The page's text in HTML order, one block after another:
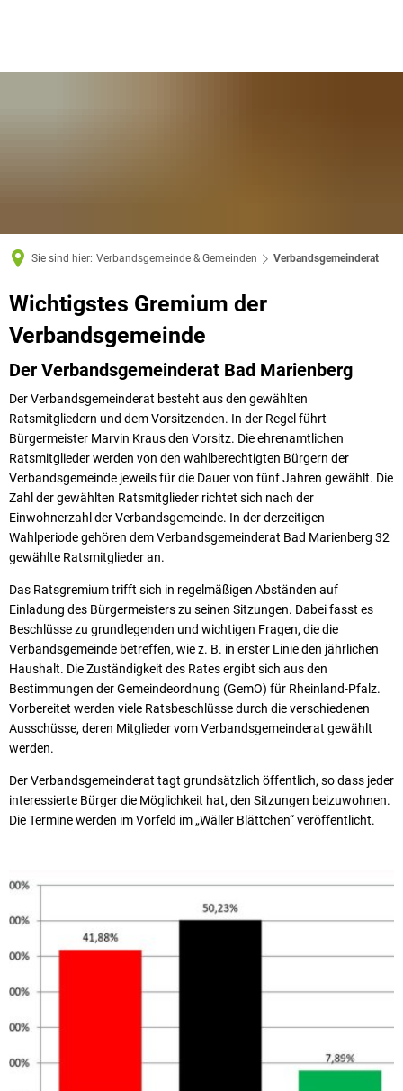
Sie sind hier: Verbandsgemeinde & Gemeinden Verbandsgemeinderat
Verbandsgemeinderat
Wichtigstes Gremium der
Verbandsgemeinde
Der Verbandsgemeinderat Bad Marienberg
Der Verbandsgemeinderat besteht aus den gewählten
Ratsmitgliedern und dem Vorsitzenden. In der Regel führt
Bürgermeister Marvin Kraus den Vorsitz. Die ehrenamtlichen
Ratsmitglieder werden von den wahlberechtigten Bürgern der
Verbandsgemeinde jeweils für die Dauer von fünf Jahren gewählt. Die
Zahl der gewählten Ratsmitglieder richtet sich nach der
Einwohnerzahl der Verbandsgemeinde. In der derzeitigen
Wahlperiode gehören dem Verbandsgemeinderat Bad Marienberg 32
gewählte Ratsmitglieder an.
Das Ratsgremium trifft sich in regelmäßigen Abständen auf
Einladung des Bürgermeisters zu seinen Sitzungen. Dabei fasst es
Beschlüsse zu grundlegenden und wichtigen Fragen, die die
Verbandsgemeinde betreffen, wie z. B. in erster Linie den jährlichen
Haushalt. Die Zuständigkeit des Rates ergibt sich aus den
Bestimmungen der Gemeindeordnung (GemO) für Rheinland-Pfalz.
Vorbereitet werden viele Ratsbeschlüsse durch die verschiedenen
Ausschüsse, deren Mitglieder vom Verbandsgemeinderat gewählt
werden.
Der Verbandsgemeinderat tagt grundsätzlich öffentlich, so dass jeder
interessierte Bürger die Möglichkeit hat, den Sitzungen beizuwohnen.
Die Termine werden im Vorfeld im „Wäller Blättchen“ veröffentlicht.